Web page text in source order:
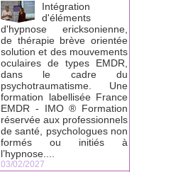
Intégration
d'éléments
d'hypnose ericksonienne,
de thérapie brève orientée
solution et des mouvements
oculaires de types EMDR,
dans le cadre du
psychotraumatisme. Une
formation labellisée France
EMDR - IMO ® Formation
réservée aux professionnels
de santé, psychologues non
formés ou initiés à
l’hypnose....
03/02/2027